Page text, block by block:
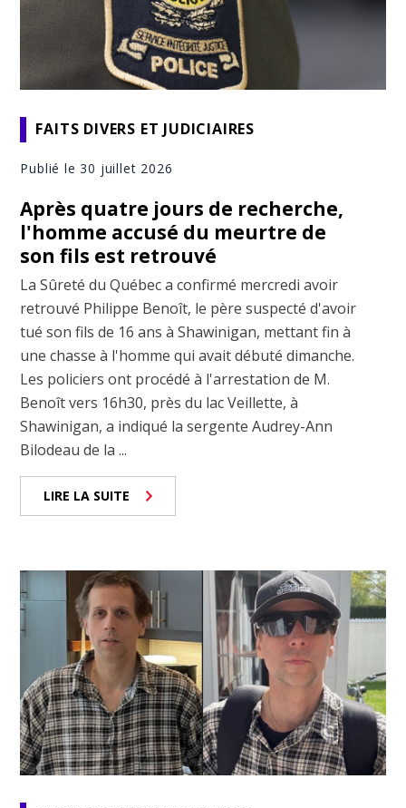
FAITS DIVERS ET JUDICIAIRES
Publié le 30 juillet 2026
Après quatre jours de recherche,
l'homme accusé du meurtre de
son fils est retrouvé
La Sûreté du Québec a confirmé mercredi avoir
retrouvé Philippe Benoît, le père suspecté d'avoir
tué son fils de 16 ans à Shawinigan, mettant fin à
une chasse à l'homme qui avait débuté dimanche.
Les policiers ont procédé à l'arrestation de M.
Benoît vers 16h30, près du lac Veillette, à
Shawinigan, a indiqué la sergente Audrey-Ann
Bilodeau de la ...
LIRE LA SUITE